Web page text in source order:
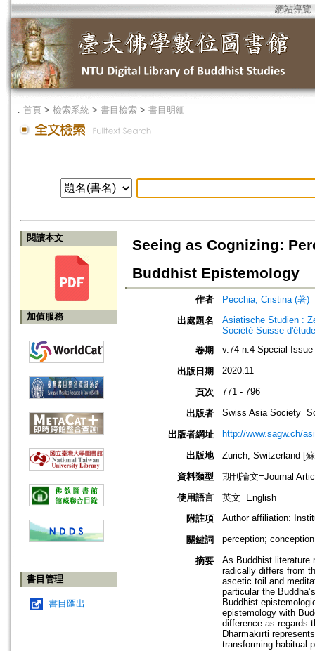
網站導覽
． 首頁 > 檢索系統 > 書目檢索 > 書目明細
閱讀本文
加值服務
書目管理
書目匯出
Seeing as Cognizing:
Buddhist Epistemology
作者
Pecchia, Cristina (著)
出處題名
Asiatische Studien :
Société Suisse
卷期
v.74 n.4 Special Issue
出版日期 2020.11
頁次 771 - 796
出版者 Swiss Asia
出版者網址 http://www.sagw.ch/
出版地
Zurich, Switzerland [
資料類型
期刊論文=Journal
使用語言
英文=English
附註項
Author affiliation:
關鍵詞 perception;
摘要
As Buddhist literature
radically differs from
ascetic toil and
particular the
Buddhist
epistemology with
difference as regards
Dharmakīrti
transforming habitual